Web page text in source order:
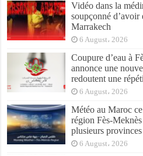
Vidéo dans la
soupçonné d’avoir
Marrakech
6 August، 2026
Coupure d’eau à
annonce une
redoutent une
6 August، 2026
Météo au Maroc
région Fès-Meknès
plusieurs provinces
6 August، 2026